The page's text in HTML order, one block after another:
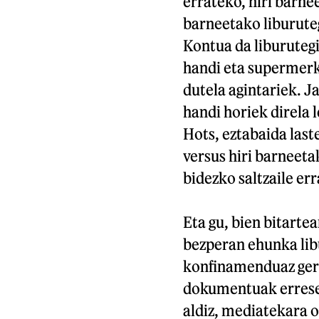
barneetako
Kontua da
handi eta
dutela agintariek.
handi horiek direla
Hots, eztabaida
versus hiri
bidezko saltzaile
Eta gu, bien
bezperan ehunka
konfinamenduaz
dokumentuak
aldiz, mediatekara